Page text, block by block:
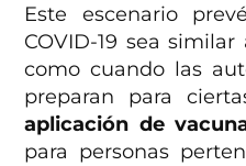
Este escenario
COVID-19 sea
como cuando las
preparan para
aplicación de
para personas